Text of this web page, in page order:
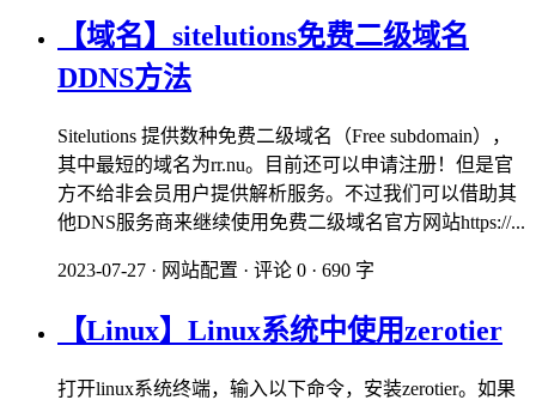
【域名】sitelutions免费二级域名
DDNS方法
Sitelutions 提供数种免费二级域名（Free subdomain），
其中最短的域名为rr.nu。目前还可以申请注册！但是官
方不给非会员用户提供解析服务。不过我们可以借助其
他DNS服务商来继续使用免费二级域名官方网站https://...
2023-07-27 · 网站配置 · 评论 0 · 690 字
【Linux】Linux系统中使用zerotier
打开linux系统终端，输入以下命令，安装zerotier。如果